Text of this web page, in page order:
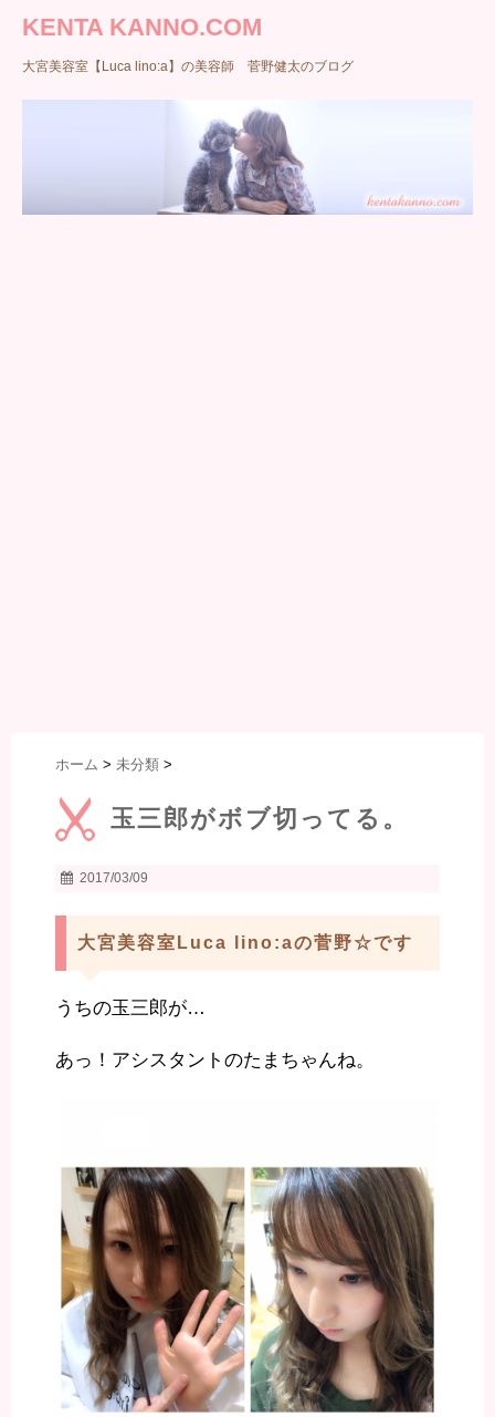
KENTA KANNO.COM
大宮美容室【Luca lino:a】の美容師 菅野健太のブログ
ホーム > 未分類 >
玉三郎がボブ切ってる。
2017/03/09
大宮美容室Luca lino:aの菅野☆です
うちの玉三郎が…
あっ！アシスタントのたまちゃんね。